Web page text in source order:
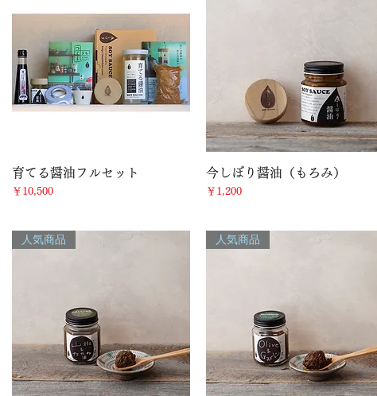
クイックビュー
育てる醤油フルセット
価格
￥10,500
クイックビュー
今しぼり醤油（もろみ）
価格
￥1,200
人気商品 人気商品